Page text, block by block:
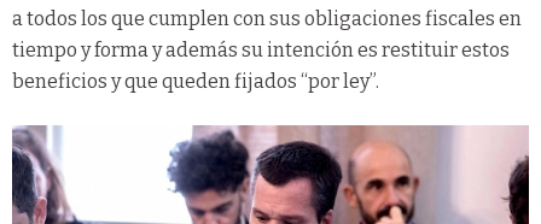
a todos los que cumplen con sus obligaciones fiscales en
tiempo y forma y además su intención es restituir estos
beneficios y que queden fijados “por ley”.